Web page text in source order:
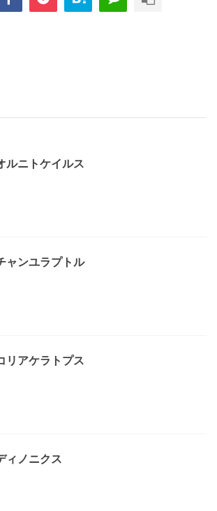
ルニトケイルス
ャンユラプトル
リアケラトプス
ィノニクス